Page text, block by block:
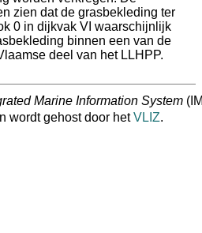
zien dat de grasbekleding ter
0 in dijkvak VI waarschijnlijk
binnen een van de
deel van het LLHPP.
Marine Information System
wordt gehost door hetVLIZ.